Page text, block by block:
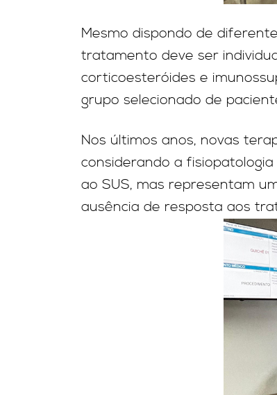
Mesmo dispondo de
tratamento deve ser
corticoesteróides e
grupo selecionado de
Nos últimos anos, novas
considerando a
ao SUS, mas representam
ausência de resposta aos